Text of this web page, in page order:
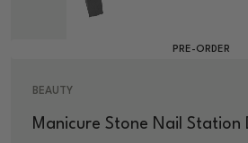
PRE-ORDER
BEAUTY
Manicure Stone Nail Station